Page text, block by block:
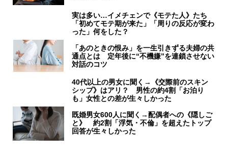
実は多い…イメチェンで《モテた人》たち
「初めてモテ期が来た」「周りの反応が変わ
った」何をした？
「あのときの恨み」を一生引きずる夫婦の共
通点とは 定年後に“不機嫌”を連鎖させない
対話のコツ
40代以上の男女に聞く→《交際前のスキン
シップ》はアリ？ 男性の約4割「お泊り
も」女性との差が生々しかった
既婚男女600人に聞く→配偶者への《隠しご
と》 約2割「浮気・不倫」を超えたトップ
回答が生々しかった